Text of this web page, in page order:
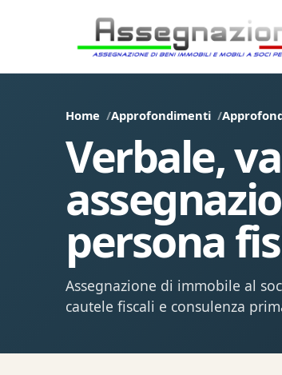
Home Approfondimenti
Verbale,
persona
Assegnazione di immobile al
cautele fiscali e consulenza